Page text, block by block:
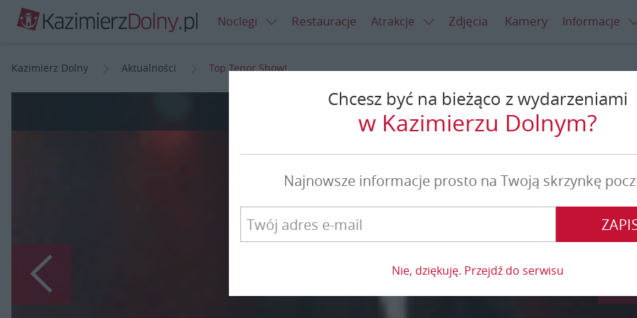
Noclegi Restauracje Atrakcje Zdjęcia Kamery Informacje
Kazimierz Dolny Aktualności Top Tenor Show!
Top Tenor Show!
Chcesz być na bieżąco z wydarzeniami
w Kazimierzu Dolnym?
Najnowsze informacje prosto na Twoją skrzynkę
Nie, dziękuję. Przejdź do serwisu